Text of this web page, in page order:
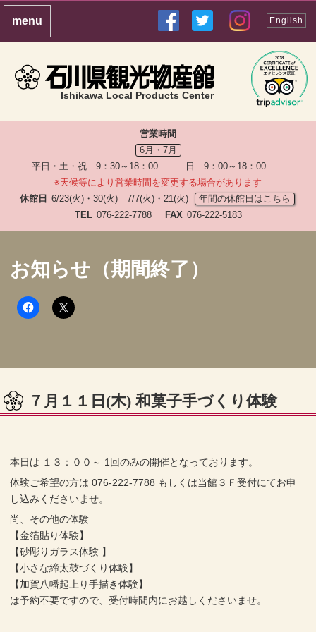
Ishikawa Local Products Center
English
営業時間
6月・7月
平日・土・祝 9：30～18：00 日 9：00～18：00
※天候等により営業時間を変更する場合があります
休館日 6/23(火)・30(火) 7/7(火)・21(火)
年間の休館日はこちら
TEL 076-222-7788 FAX 076-222-5183
お知らせ（期間終了）
７月１１日(木) 和菓子手づくり体験
本日は １３：００～ 1回のみの開催となっております。
体験ご希望の方は 076-222-7788 もしくは当館３Ｆ受付にてお申
し込みくださいませ。
尚、その他の体験
【金箔貼り体験】
【砂彫りガラス体験 】
【小さな締太鼓づくり体験】
【加賀八幡起上り手描き体験】
は予約不要ですので、受付時間内にお越しくださいませ。